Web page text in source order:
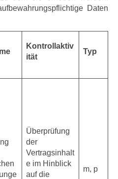
Daten
Kontrollaktiv
ität
Typ
Überprüfung
der
Vertragsinhalt
e im Hinblick
auf die
m, p